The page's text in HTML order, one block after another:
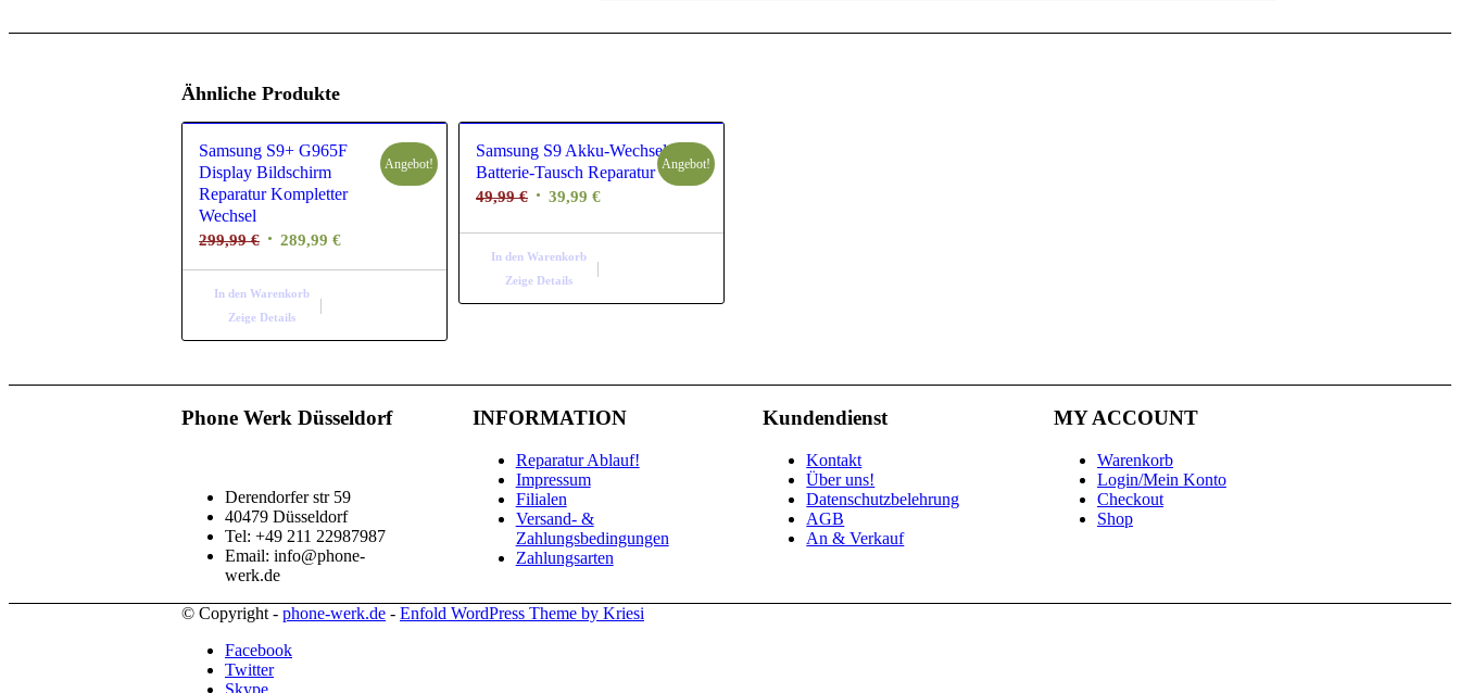
Ähnliche Produkte
Samsung S9+ G965F
Display Bildschirm
Reparatur Kompletter
Wechsel
299,99€ Ursprünglicher
Preis
war:
299,99 €
289,99 €Aktueller
Preis
Angebot!
In den Warenkorb
Zeige Details
Samsung S9 Akku-​Wechsel
Batterie-​Tausch Reparatur
49,99€ Ursprünglicher
war:
49,99 €
39,99€Aktueller
Angebot!
In den Warenkorb
Zeige Details
Phone Werk Düsseldorf
Derendorfer str 59
40479 Düsseldorf
Tel: +49 211 22987987
Email: info@phone-
werk.de
INFORMATION
Reparatur Ablauf!
Impressum
Filialen
Versand- &
Zahlungsbedingungen
Zahlungsarten
Kundendienst
Kontakt
Über uns!
Datenschutzbelehrung
AGB
An & Verkauf
MY ACCOUNT
Warenkorb
Login/Mein Konto
Checkout
Shop
© Copyright - phone-werk.de - Enfold WordPress Theme by Kriesi
Facebook
Twitter
Skype